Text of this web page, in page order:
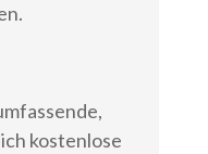
kostenlose